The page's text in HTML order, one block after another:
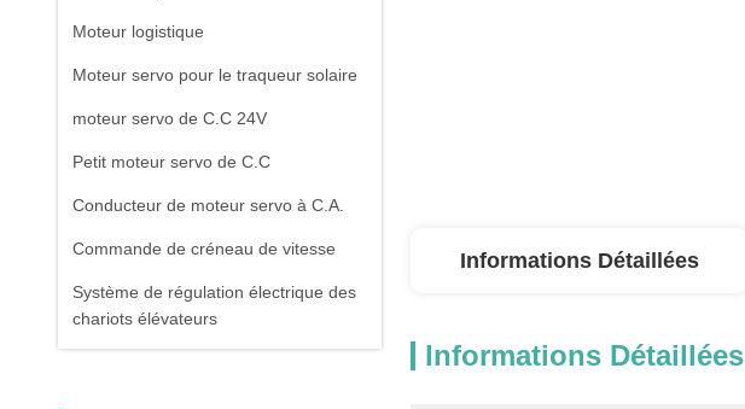
Moteur logistique
Moteur servo pour le traqueur solaire
moteur servo de C.C 24V
Petit moteur servo de C.C
Conducteur de moteur servo à C.A.
Commande de créneau de vitesse
Système de régulation électrique des
chariots élévateurs
Informations Détaillées
Informations Détaillées